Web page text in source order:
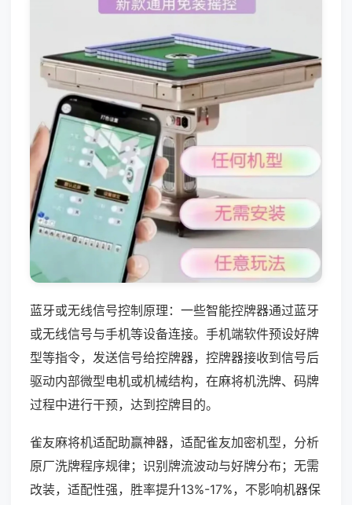
蓝牙或无线信号控制原理：一些智能控牌器通过蓝牙
或无线信号与手机等设备连接。手机端软件预设好牌
型等指令，发送信号给控牌器，控牌器接收到信号后
驱动内部微型电机或机械结构，在麻将机洗牌、码牌
过程中进行干预，达到控牌目的。
雀友麻将机适配助赢神器，适配雀友加密机型，分析
原厂洗牌程序规律；识别牌流波动与好牌分布；无需
改装，适配性强，胜率提升13%-17%，不影响机器保